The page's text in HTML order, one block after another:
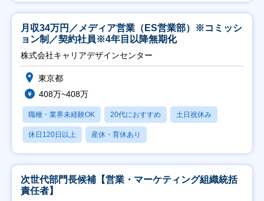
月収34万円／メディア営業（ES営業部）※コミッシ
ョン制／契約社員※4年目以降無期化
株式会社キャリアデザインセンター
東京都
408万~408万
職種・業界未経験OK 20代におすすめ 土日祝休み
休日120日以上 産休・育休あり
次世代部門長候補【営業・マーケティング組織統括
責任者】